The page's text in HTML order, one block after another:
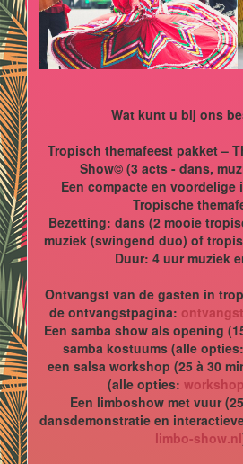
Wat kunt u bij ons
Tropisch themafeest pakket –
Show© (3 acts - dans,
Een compacte en
Tropische
Bezetting: dans (2 mooie
muziek (swingend duo) of
Duur: 4 uur muziek
Ontvangst van de gasten in
de ontvangstpagina:
Een samba show als opening
samba kostuums (alle opties:
een salsa workshop (25 à 30
(alle opties:
Een limboshow met vuur
dansdemonstratie en
limbo-show.nl